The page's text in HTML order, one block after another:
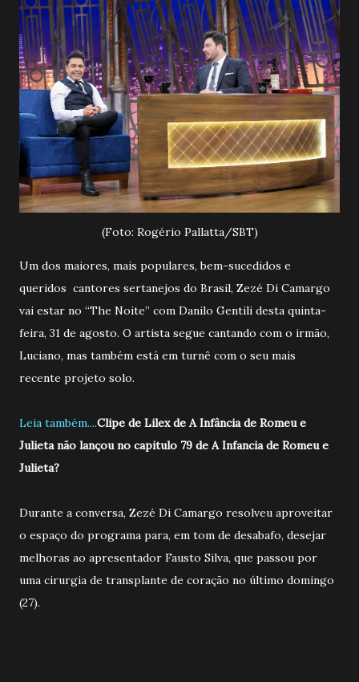
(Foto: Rogério Pallatta/SBT)
Um dos maiores, mais populares, bem-sucedidos e
queridos cantores sertanejos do Brasil, Zezé Di Camargo
vai estar no “The Noite” com Danilo Gentili desta quinta-
feira, 31 de agosto. O artista segue cantando com o irmão,
Luciano, mas também está em turnê com o seu mais
recente projeto solo.
Leia também....Clipe de Lilex de A Infância de Romeu e
Julieta não lançou no capitulo 79 de A Infancia de Romeu e
Julieta?
Durante a conversa, Zezé Di Camargo resolveu aproveitar
o espaço do programa para, em tom de desabafo, desejar
melhoras ao apresentador Fausto Silva, que passou por
uma cirurgia de transplante de coração no último domingo
(27).